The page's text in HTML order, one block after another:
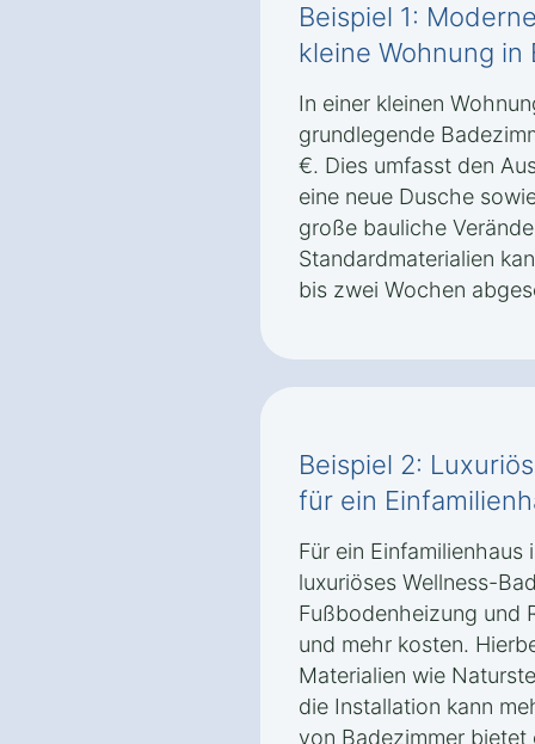
Beispiel 1:
kleine Wohnung
In einer kleinen
grundlegende
€. Dies umfasst den
eine neue Dusche
große bauliche
Standardmaterialien
bis zwei Wochen
Beispiel 2:
für ein
Für ein
luxuriöses Wellness-
Fußbodenheizung und
und mehr kosten.
Materialien wie
die Installation kann
von Badezimmer